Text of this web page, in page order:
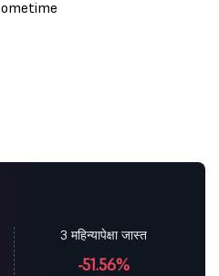
3 महिन्यापेक्षा जास्त
-51.56%